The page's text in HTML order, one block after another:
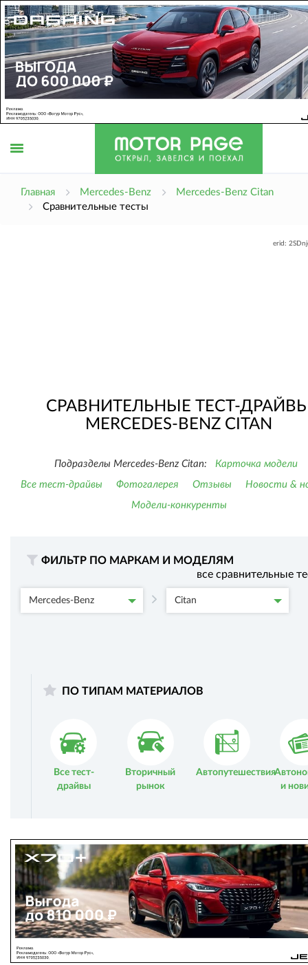
Главная Mercedes-Benz
Mercedes-Benz Citan
Сравнительные тесты
erid:
СРАВНИТЕЛЬНЫЕ ТЕСТ-
MERCEDES-BENZ CITAN
Подразделы Mercedes-Benz Citan:
Карточка модели
Все тест-драйвы
Фотогалерея Отзывы
Новости &
Модели-конкуренты
ФИЛЬТР ПО МАРКАМ И МОДЕЛЯМ
все сравнительные
Mercedes-Benz Citan
ПО ТИПАМ МАТЕРИАЛОВ
Все тест-
драйвы
Вторичный
рынок
Автопутешествия
и